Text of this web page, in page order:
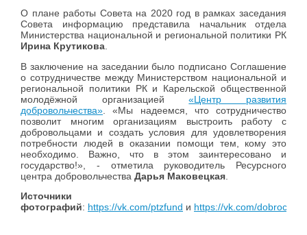
О плане работы Совета на 2020 год в рамках заседания
Совета информацию представила начальник отдела
Министерства национальной и региональной политики РК
Ирина Крутикова.
В заключение на заседании было подписано Соглашение
о сотрудничестве между Министерством национальной и
региональной политики РК и Карельской общественной
молодёжной организацией«Центр развития
добровольчества» . «Мы надеемся, что сотрудничество
позволит многим организациям выстроить работу с
добровольцами и создать условия для удовлетворения
потребности людей в оказании помощи тем, кому это
необходимо. Важно, что в этом заинтересовано и
государство!», - отметила руководитель Ресурсного
центра добровольчества Дарья Маковецкая
Источники
фотографий: https://vk.com/ptzfund и https://vk.com/